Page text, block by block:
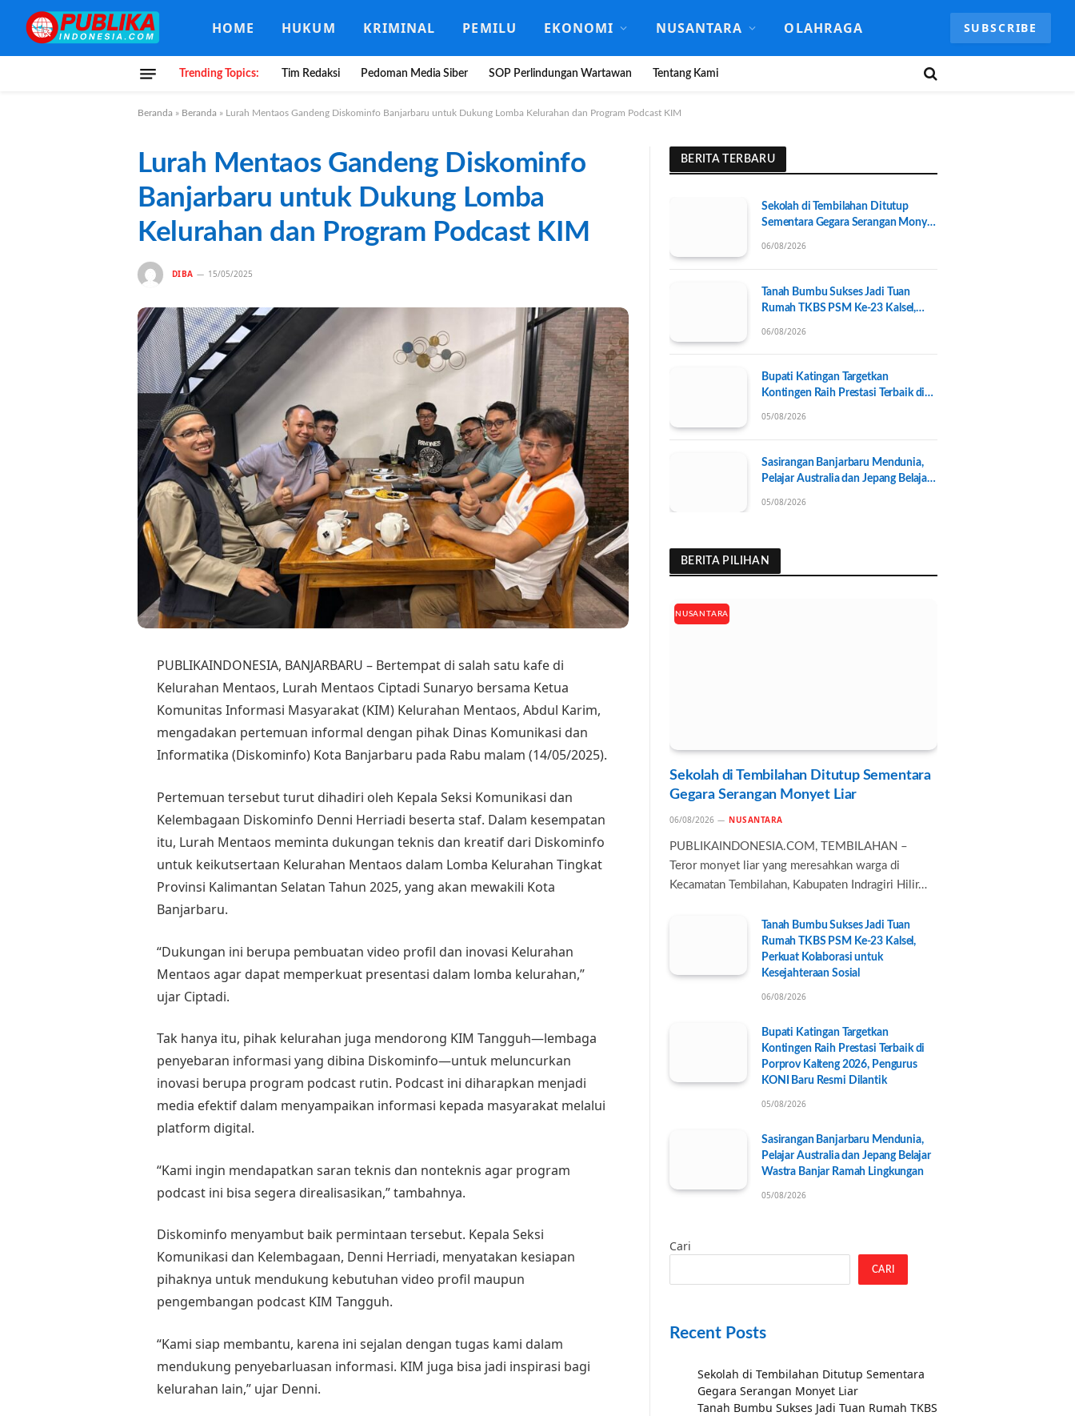
HOME HUKUM KRIMINAL PEMILU EKONOMI NUSANTARA OLAHRAGA SUBSCRIBE
Trending Topics: Tim Redaksi Pedoman Media Siber SOP Perlindungan Wartawan Tentang Kami
Beranda » Beranda » Lurah Mentaos Gandeng Diskominfo Banjarbaru untuk Dukung Lomba Kelurahan dan Program Podcast KIM
Lurah Mentaos Gandeng Diskominfo
Banjarbaru untuk Dukung Lomba
Kelurahan dan Program Podcast KIM
DIBA 15/05/2025
PUBLIKAINDONESIA, BANJARBARU – Bertempat di salah satu kafe di
Kelurahan Mentaos, Lurah Mentaos Ciptadi Sunaryo bersama Ketua
Komunitas Informasi Masyarakat (KIM) Kelurahan Mentaos, Abdul Karim,
mengadakan pertemuan informal dengan pihak Dinas Komunikasi dan
Informatika (Diskominfo) Kota Banjarbaru pada Rabu malam (14/05/2025).
Pertemuan tersebut turut dihadiri oleh Kepala Seksi Komunikasi dan
Kelembagaan Diskominfo Denni Herriadi beserta staf. Dalam kesempatan
itu, Lurah Mentaos meminta dukungan teknis dan kreatif dari Diskominfo
untuk keikutsertaan Kelurahan Mentaos dalam Lomba Kelurahan Tingkat
Provinsi Kalimantan Selatan Tahun 2025, yang akan mewakili Kota
Banjarbaru.
“Dukungan ini berupa pembuatan video profil dan inovasi Kelurahan
Mentaos agar dapat memperkuat presentasi dalam lomba kelurahan,”
ujar Ciptadi.
Tak hanya itu, pihak kelurahan juga mendorong KIM Tangguh—lembaga
penyebaran informasi yang dibina Diskominfo—untuk meluncurkan
inovasi berupa program podcast rutin. Podcast ini diharapkan menjadi
media efektif dalam menyampaikan informasi kepada masyarakat melalui
platform digital.
“Kami ingin mendapatkan saran teknis dan nonteknis agar program
podcast ini bisa segera direalisasikan,” tambahnya.
Diskominfo menyambut baik permintaan tersebut. Kepala Seksi
Komunikasi dan Kelembagaan, Denni Herriadi, menyatakan kesiapan
pihaknya untuk mendukung kebutuhan video profil maupun
pengembangan podcast KIM Tangguh.
“Kami siap membantu, karena ini sejalan dengan tugas kami dalam
mendukung penyebarluasan informasi. KIM juga bisa jadi inspirasi bagi
kelurahan lain,” ujar Denni.
BERITA TERBARU
Sekolah di Tembilahan Ditutup
Sementara Gegara Serangan Monyet
06/08/2026
Tanah Bumbu Sukses Jadi Tuan
Rumah TKBS PSM Ke-23 Kalsel,
06/08/2026
Bupati Katingan Targetkan
Kontingen Raih Prestasi Terbaik di
05/08/2026
Sasirangan Banjarbaru Mendunia,
Pelajar Australia dan Jepang Belajar
05/08/2026
BERITA PILIHAN
NUSANTARA
Sekolah di Tembilahan Ditutup Sementara
Gegara Serangan Monyet Liar
06/08/2026 NUSANTARA
PUBLIKAINDONESIA.COM, TEMBILAHAN –
Teror monyet liar yang meresahkan warga di
Kecamatan Tembilahan, Kabupaten Indragiri Hilir…
Tanah Bumbu Sukses Jadi Tuan
Rumah TKBS PSM Ke-23 Kalsel,
Perkuat Kolaborasi untuk
Kesejahteraan Sosial
06/08/2026
Bupati Katingan Targetkan
Kontingen Raih Prestasi Terbaik di
Porprov Kalteng 2026, Pengurus
KONI Baru Resmi Dilantik
05/08/2026
Sasirangan Banjarbaru Mendunia,
Pelajar Australia dan Jepang Belajar
Wastra Banjar Ramah Lingkungan
05/08/2026
Cari
CARI
Recent Posts
Sekolah di Tembilahan Ditutup Sementara
Gegara Serangan Monyet Liar
Tanah Bumbu Sukses Jadi Tuan Rumah TKBS